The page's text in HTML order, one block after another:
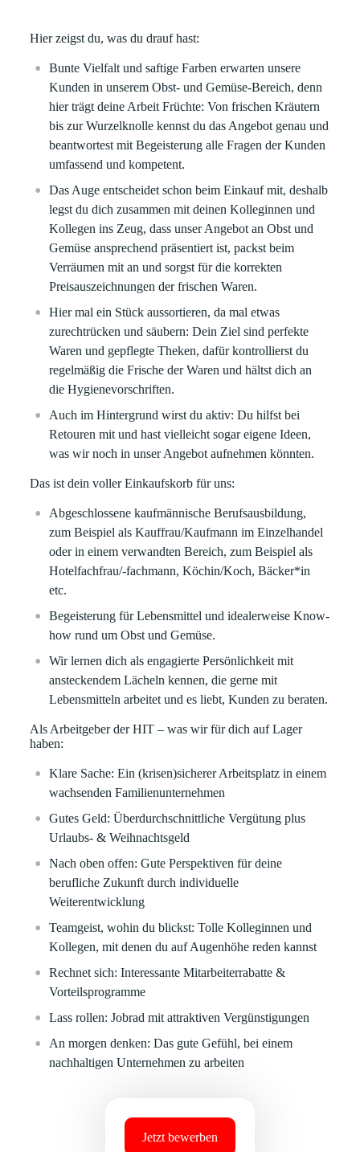
Hier zeigst du, was du drauf hast:
Bunte Vielfalt und saftige Farben erwarten unsere
Kunden in unserem Obst- und Gemüse-Bereich, denn
hier trägt deine Arbeit Früchte: Von frischen Kräutern
bis zur Wurzelknolle kennst du das Angebot genau und
beantwortest mit Begeisterung alle Fragen der Kunden
umfassend und kompetent.
Das Auge entscheidet schon beim Einkauf mit, deshalb
legst du dich zusammen mit deinen Kolleginnen und
Kollegen ins Zeug, dass unser Angebot an Obst und
Gemüse ansprechend präsentiert ist, packst beim
Verräumen mit an und sorgst für die korrekten
Preisauszeichnungen der frischen Waren.
Hier mal ein Stück aussortieren, da mal etwas
zurechtrücken und säubern: Dein Ziel sind perfekte
Waren und gepflegte Theken, dafür kontrollierst du
regelmäßig die Frische der Waren und hältst dich an
die Hygienevorschriften.
Auch im Hintergrund wirst du aktiv: Du hilfst bei
Retouren mit und hast vielleicht sogar eigene Ideen,
was wir noch in unser Angebot aufnehmen könnten.
Das ist dein voller Einkaufskorb für uns:
Abgeschlossene kaufmännische Berufsausbildung,
zum Beispiel als Kauffrau/Kaufmann im Einzelhandel
oder in einem verwandten Bereich, zum Beispiel als
Hotelfachfrau/-fachmann, Köchin/Koch, Bäcker*in
etc.
Begeisterung für Lebensmittel und idealerweise Know-
how rund um Obst und Gemüse.
Wir lernen dich als engagierte Persönlichkeit mit
ansteckendem Lächeln kennen, die gerne mit
Lebensmitteln arbeitet und es liebt, Kunden zu beraten.
Als Arbeitgeber der HIT – was wir für dich auf Lager
haben:
Klare Sache:Ein (krisen)sicherer Arbeitsplatz in einem
wachsenden Familienunternehmen
Gutes Geld:Überdurchschnittliche Vergütung plus
Urlaubs- & Weihnachtsgeld
Nach oben offen:Gute Perspektiven für deine
berufliche Zukunft durch individuelle
Weiterentwicklung
Teamgeist, wohin du blickst:Tolle Kolleginnen und
Kollegen, mit denen du auf Augenhöhe reden kannst
Rechnet sich:Interessante Mitarbeiterrabatte &
Vorteilsprogramme
Lass rollen:Jobrad mit attraktiven Vergünstigungen
An morgen denken:Das gute Gefühl, bei einem
nachhaltigen Unternehmen zu arbeiten
Jetzt bewerben